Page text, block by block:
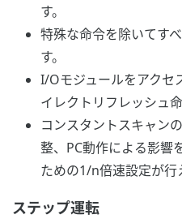
す。
特殊な命令を除いてす
す。
I/Oモジュールをアクセ
イレクトリフレッシュ
コンスタントスキャン
整、PC動作による影響
ための1/n倍速設定が行
ステップ運転